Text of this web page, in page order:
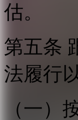
估。
第五条
法履行
（一）